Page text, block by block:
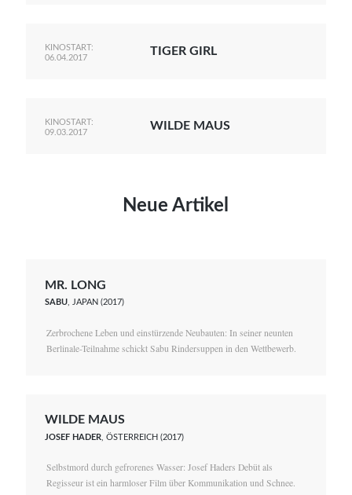
KINOSTART:
06.04.2017
TIGER GIRL
KINOSTART:
09.03.2017
WILDE MAUS
Neue Artikel
MR. LONG
SABU, JAPAN (2017)
Zerbrochene Leben und einstürzende Neubauten: In seiner neunten
Berlinale-Teilnahme schickt Sabu Rindersuppen in den Wettbewerb.
WILDE MAUS
JOSEF HADER , ÖSTERREICH (2017)
Selbstmord durch gefrorenes Wasser: Josef Haders Debüt als
Regisseur ist ein harmloser Film über Kommunikation und Schnee.